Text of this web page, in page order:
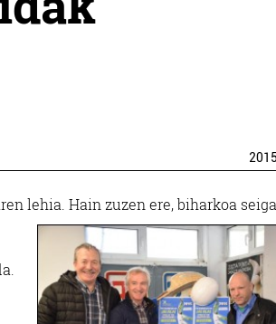
2015
lehia. Hain zuzen ere, biharkoa